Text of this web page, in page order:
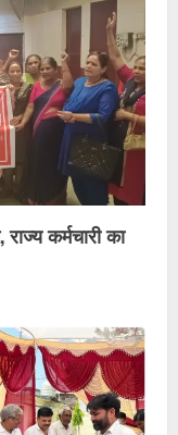
कर्मचारी का